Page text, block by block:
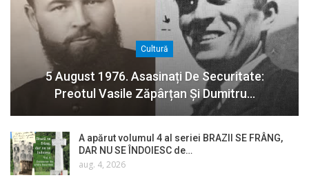
Cultură
5 August 1976. Asasinați De Securitate:
Preotul Vasile Zăpârțan Și Dumitru…
A apărut volumul 4 al seriei BRAZII SE FRÂNG,
DAR NU SE ÎNDOIESC de…
aug. 4, 2026